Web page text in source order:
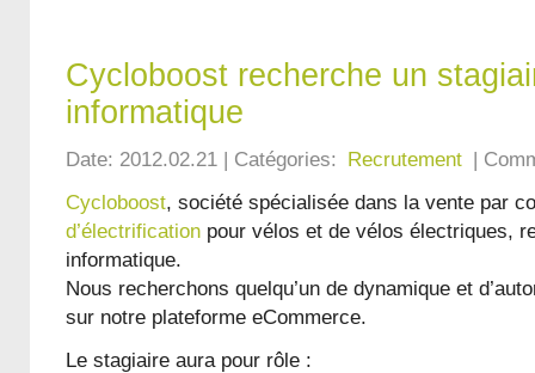
Cycloboost recherche un
informatique
Date: 2012.02.21 | Catégories: Recrutement |
Cycloboost, société spécialisée dans la vente par
d’électrification pour vélos et de vélos électriques,
informatique.
Nous recherchons quelqu’un de dynamique et
sur notre plateforme eCommerce.
Le stagiaire aura pour rôle :